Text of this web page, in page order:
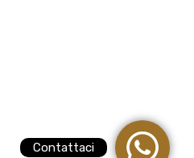
Contattaci